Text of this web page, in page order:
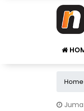
Home